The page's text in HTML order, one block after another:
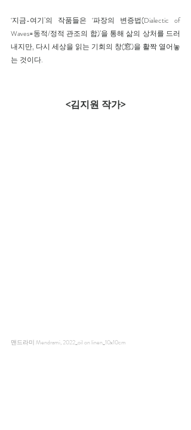
‘지금-여기’의 작품들은 ‘파장의 변증법(Dialectic of
Waves=동적/정적 관조의 합)’을 통해 삶의 상처를 드러
내지만, 다시 세상을 읽는 기회의 창(窓)을 활짝 열어놓
는 것이다.
<김지원 작가>
맨드라미 Mendrami, 2022_oil on linen_10x10cm